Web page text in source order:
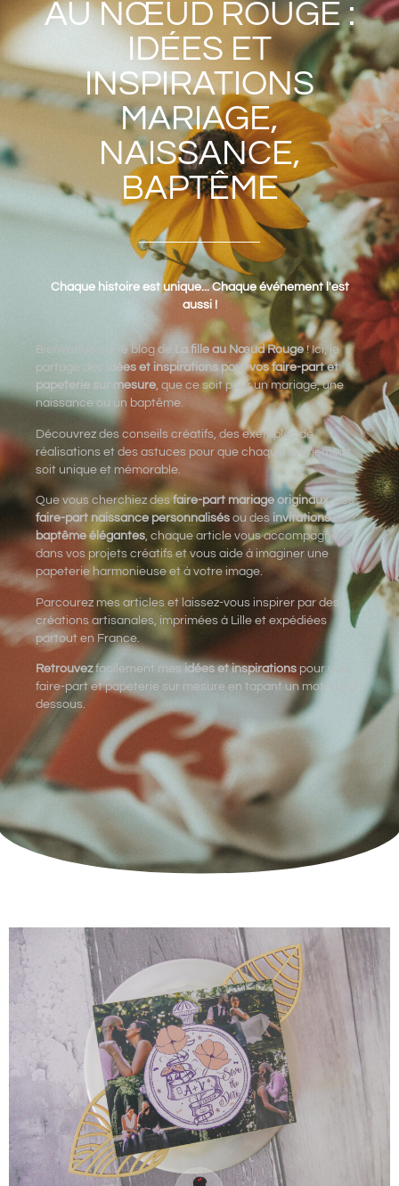
AU NŒUD ROUGE :
IDÉES ET
INSPIRATIONS
MARIAGE,
NAISSANCE,
BAPTÊME
Chaque histoire est unique... Chaque événement l'est
aussi !
Bienvenue sur le blog de La fille au Nœud Rouge! Ici, je
partage des
idées et inspirations pour vos faire-part et
papeterie sur mesure, que ce soit pour un mariage, une
naissance ou un baptême.
Découvrez des conseils créatifs, des exemples de
réalisations et des astuces pour que chaque événement
soit unique et mémorable.
Que vous cherchiez des faire-part mariage originaux, des
faire-part naissance personnalisés ou desinvitations
baptême élégantes, chaque article vous accompagne
dans vos projets créatifs et vous aide à imaginer une
papeterie harmonieuse et à votre image.
Parcourez mes articles et laissez-vous inspirer par des
créations artisanales, imprimées à Lille et expédiées
partout en France.
Retrouvezfacilement mesidées et inspirations pour vos
faire-part et papeterie sur mesure en tapant un mot-clé ci-
dessous.